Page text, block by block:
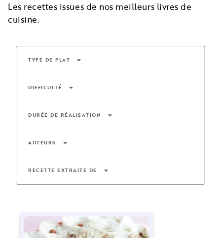
Les recettes issues de nos meilleurs livres de
cuisine.
TYPE DE PLAT arrow_drop_down
DIFFICULTÉ arrow_drop_down
DURÉE DE RÉALISATION arrow_drop_down
AUTEURS arrow_drop_down
RECETTE EXTRAITE DE arrow_drop_down